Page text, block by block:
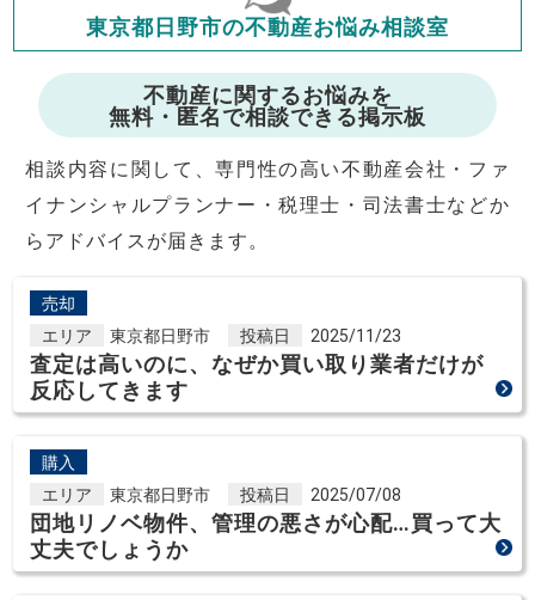
会員マイページでは
修繕費・管理費の計算もできます
東京都日野市の不動産お悩み相談室
不動産に関するお悩みを
無料・匿名で相談できる掲示板
相談内容に関して、専門性の高い不動産会社・ファ
イナンシャルプランナー・税理士・司法書士などか
らアドバイスが届きます。
売却
エリア
東京都日野市 投稿日 2025/11/23
査定は高いのに、なぜか買い取り業者だけが
反応してきます
購入
エリア
東京都日野市 投稿日 2025/07/08
団地リノベ物件、管理の悪さが心配…買って大
丈夫でしょうか